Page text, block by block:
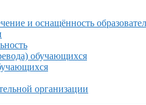
и оснащённость
обучающихся
организации